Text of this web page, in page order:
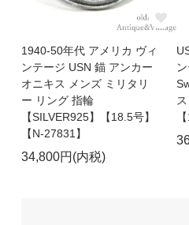
1940-50年代 アメリカ ヴィ
ンテージ USN 錨 アンカー
オニキス メンズ ミリタリ
ー リング 指輪
【SILVER925】【18.5号】
【N-27831】
34,800円(内税)